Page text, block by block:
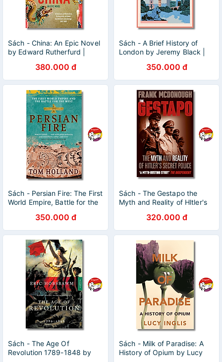
Sách - China: An Epic Novel
by Edward Rutherfurd |
Literature / Ngoại văn
380.000 đ
Sách - A Brief History of
London by Jeremy Black |
văn Nhập khẩu
350.000 đ
Sách - Persian Fire: The First
World Empire, Battle for the
văn Nhập khẩu
350.000 đ
Sách - The Gestapo the
Myth and Reality of Hltler's
McDonough / Ngoại văn
320.000 đ
Sách - The Age Of
Revolution 1789-1848 by
Sách - Milk of Paradise: A
History of Opium by Lucy